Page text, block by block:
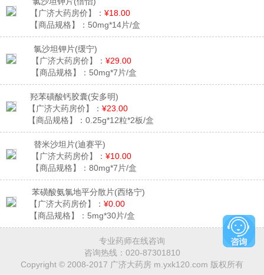
【广济大药房价】： ¥18.00
【商品规格】： 50mg*14片/盒
氯沙坦钾片(缓宁)
【广济大药房价】： ¥29.00
【商品规格】： 50mg*7片/盒
羟苯磺酸钙胶囊(安多明)
【广济大药房价】： ¥23.00
【商品规格】： 0.25g*12粒*2板/盒
替米沙坦片(迪赛平)
【广济大药房价】： ¥10.00
【商品规格】： 80mg*7片/盒
苯磺酸氨氯地平分散片(西络宁)
【广济大药房价】： ¥0.00
【商品规格】： 5mg*30片/盒
专业药师在线咨询
咨询热线： 020-87301810
Copyright © 2008-2017 广济大药房 m.yxk120.com 版权所有